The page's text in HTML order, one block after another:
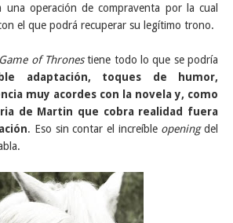
una operación de compraventa por la cual
el que podrá recuperar su legítimo trono.
Game of Thronestiene todo lo que se podría
adaptación, toques de humor,
muy acordes con la novela y, como
de Martin que cobra realidad fuera
. Eso sin contar el increíble openingdel